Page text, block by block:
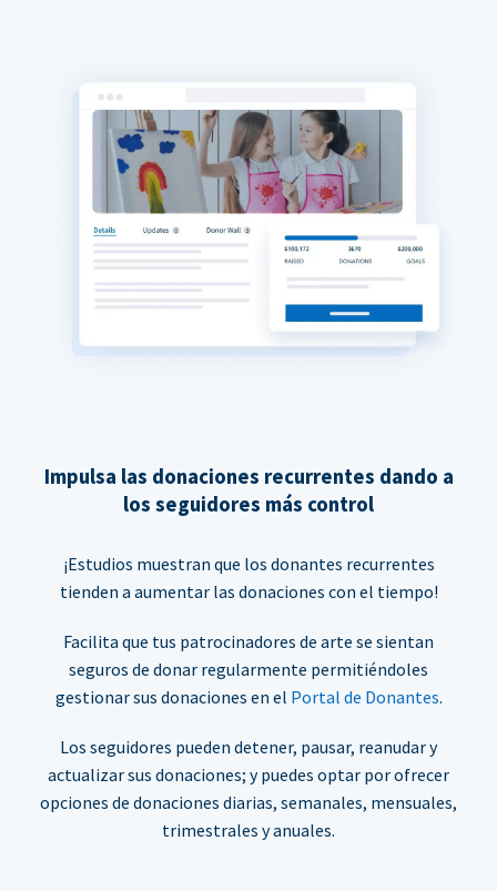
Impulsa las donaciones recurrentes dando a
los seguidores más control
¡Estudios muestran que los donantes recurrentes
tienden a aumentar las donaciones con el tiempo!
Facilita que tus patrocinadores de arte se sientan
seguros de donar regularmente permitiéndoles
gestionar sus donaciones en el Portal de Donantes.
Los seguidores pueden detener, pausar, reanudar y
actualizar sus donaciones; y puedes optar por ofrecer
opciones de donaciones diarias, semanales, mensuales,
trimestrales y anuales.